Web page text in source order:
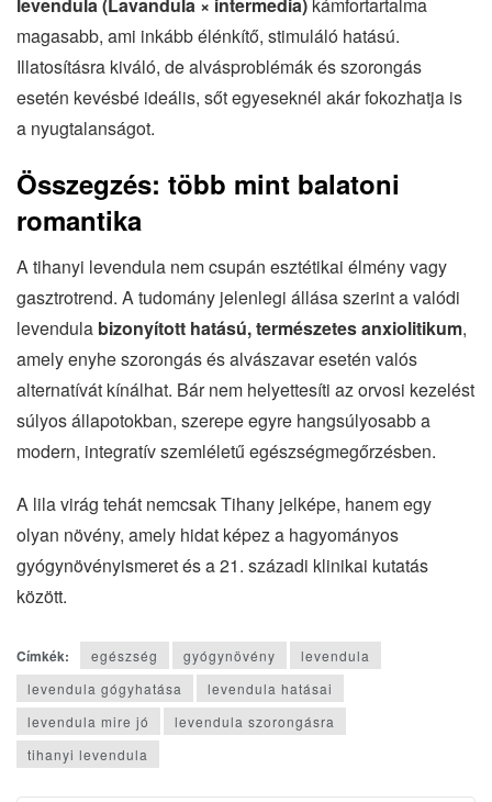
levendula (Lavandula × intermedia) kámfortartalma
magasabb, ami inkább élénkítő, stimuláló hatású.
Illatosításra kiváló, de alvásproblémák és szorongás
esetén kevésbé ideális, sőt egyeseknél akár fokozhatja is
a nyugtalanságot.
Összegzés: több mint balatoni
romantika
A tihanyi levendula nem csupán esztétikai élmény vagy
gasztrotrend. A tudomány jelenlegi állása szerint a valódi
levendula bizonyított hatású, természetes anxiolitikum,
amely enyhe szorongás és alvászavar esetén valós
alternatívát kínálhat. Bár nem helyettesíti az orvosi kezelést
súlyos állapotokban, szerepe egyre hangsúlyosabb a
modern, integratív szemléletű egészségmegőrzésben.
A lila virág tehát nemcsak Tihany jelképe, hanem egy
olyan növény, amely hidat képez a hagyományos
gyógynövényismeret és a 21. századi klinikai kutatás
között.
Címkék: egészség gyógynövény
levendula
levendula gógyhatása
levendula hatásai
levendula mire jó
levendula szorongásra
tihanyi levendula